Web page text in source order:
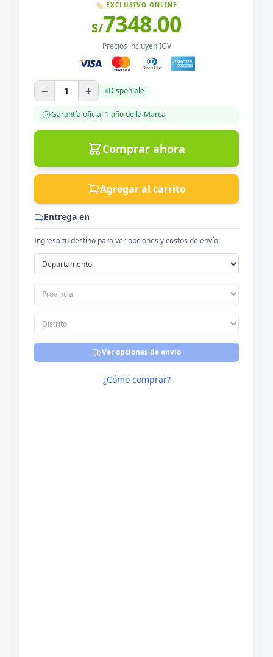
🏷️ EXCLUSIVO ONLINE
S/7348.00
Precios incluyen IGV
− 1 + Disponible
Garantía oficial 1 añode la Marca
Comprar ahora
Agregar al carrito
Entrega en
Ingresa tu destino para ver opciones y costos de envío:
Ver opciones de envío
¿Cómo comprar?